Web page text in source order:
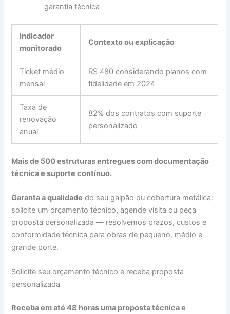
garantia técnica
Indicador
monitorado
Contexto ou explicação
Ticket médio
mensal
R$ 480 considerando planos com
fidelidade em 2024
Taxa de
renovação
anual
82% dos contratos com suporte
personalizado
Mais de 500 estruturas entregues com documentação
técnica e suporte contínuo.
Garanta a qualidade do seu galpão ou cobertura metálica:
solicite um orçamento técnico, agende visita ou peça
proposta personalizada — resolvemos prazos, custos e
conformidade técnica para obras de pequeno, médio e
grande porte.
Solicite seu orçamento técnico e receba proposta
personalizada
Receba em até 48 horas uma proposta técnica e